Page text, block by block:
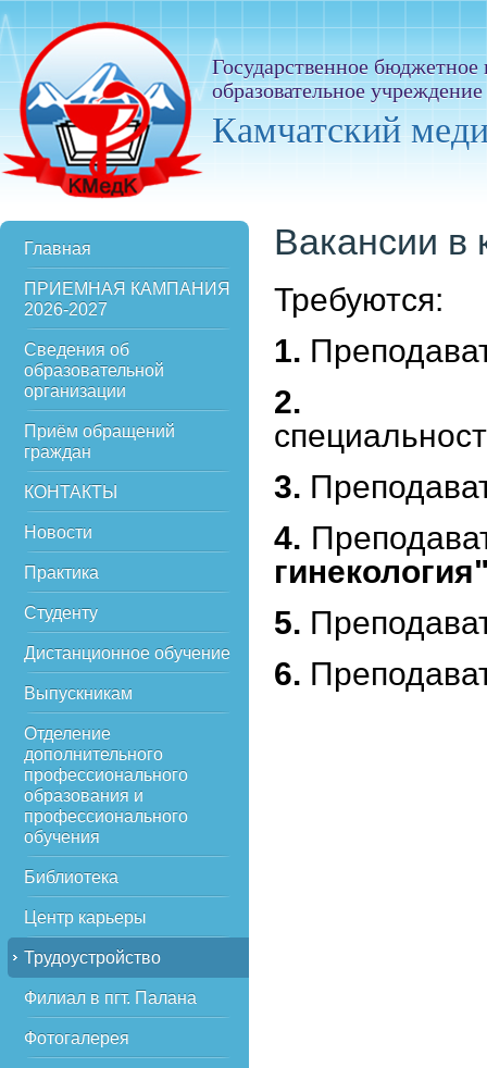
Государственное
образовательное
Камчатский
Главная
ПРИЕМНАЯ КАМПАНИЯ
2026-2027
Сведения об
образовательной
организации
Приём обращений
граждан
КОНТАКТЫ
Новости
Практика
Студенту
Дистанционное обучение
Выпускникам
Отделение
дополнительного
профессионального
образования и
профессионального
обучения
Библиотека
Центр карьеры
Трудоустройство
Филиал в пгт. Палана
Фотогалерея
Вакансии в
Требуются:
1.
2.
3.
4.
гинекология
5.
6.